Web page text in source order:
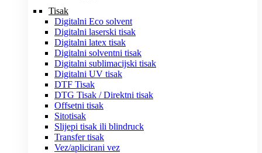
Tisak
Digitalni Eco solvent
Digitalni laserski tisak
Digitalni latex tisak
Digitalni solventni tisak
Digitalni sublimacijski tisak
Digitalni UV tisak
DTF Tisak
DTG Tisak / Direktni tisak
Offsetni tisak
Sitotisak
Slijepi tisak ili blindruck
Transfer tisak
Vez/aplicirani vez